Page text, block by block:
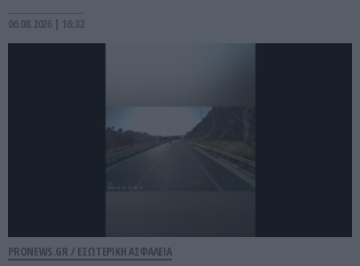
06.08.2026 | 16:32
PRONEWS.GR / ΕΣΩΤΕΡΙΚΗ ΑΣΦΑΛΕΙΑ